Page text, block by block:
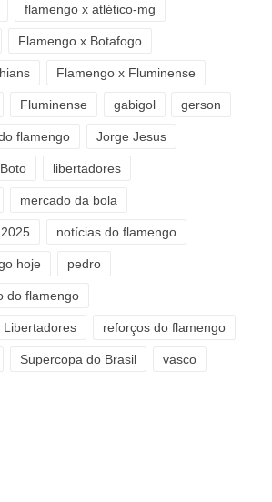
flamengo x atlético-mg
Flamengo x Botafogo
Flamengo x Fluminense
Fluminense gabigol gerson
flamengo Jorge Jesus
libertadores
mercado da bola
notícias do flamengo
hoje pedro
do flamengo
reforços do flamengo
Supercopa do Brasil vasco